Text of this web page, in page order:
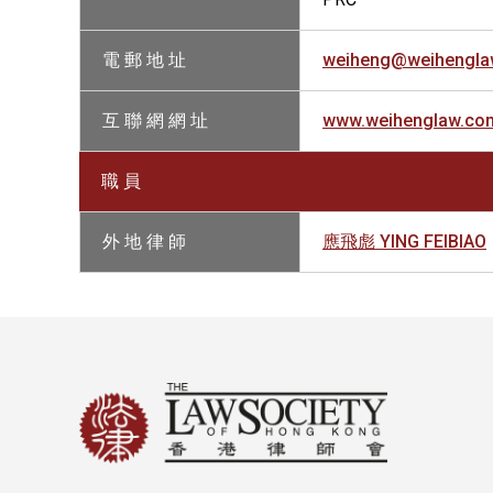
電 郵 地 址
互 聯 網 網 址
職 員
外 地 律 師 應飛彪 YING FEIBIAO